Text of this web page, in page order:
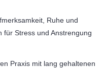
Ruhe und
für Stress und Anstrengung
Praxis mit lang gehaltenen